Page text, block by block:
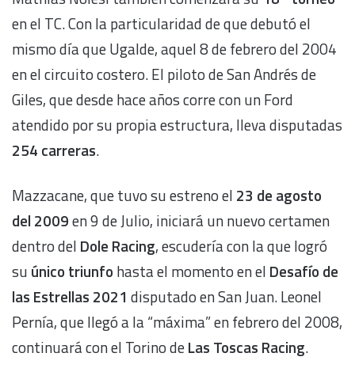
en el TC. Con la particularidad de que debutó el
mismo día que Ugalde, aquel 8 de febrero del 2004
en el circuito costero. El piloto de San Andrés de
Giles, que desde hace años corre con un Ford
atendido por su propia estructura, lleva disputadas
254 carreras.
Mazzacane, que tuvo su estreno el 23 de agosto
del 2009en 9 de Julio, iniciará un nuevo certamen
dentro del Dole Racing, escudería con la que logró
su único triunfo hasta el momento en el Desafío de
las Estrellas 2021 disputado en San Juan. Leonel
Pernía, que llegó a la “máxima” en febrero del 2008,
continuará con el Torino deLas Toscas Racing.